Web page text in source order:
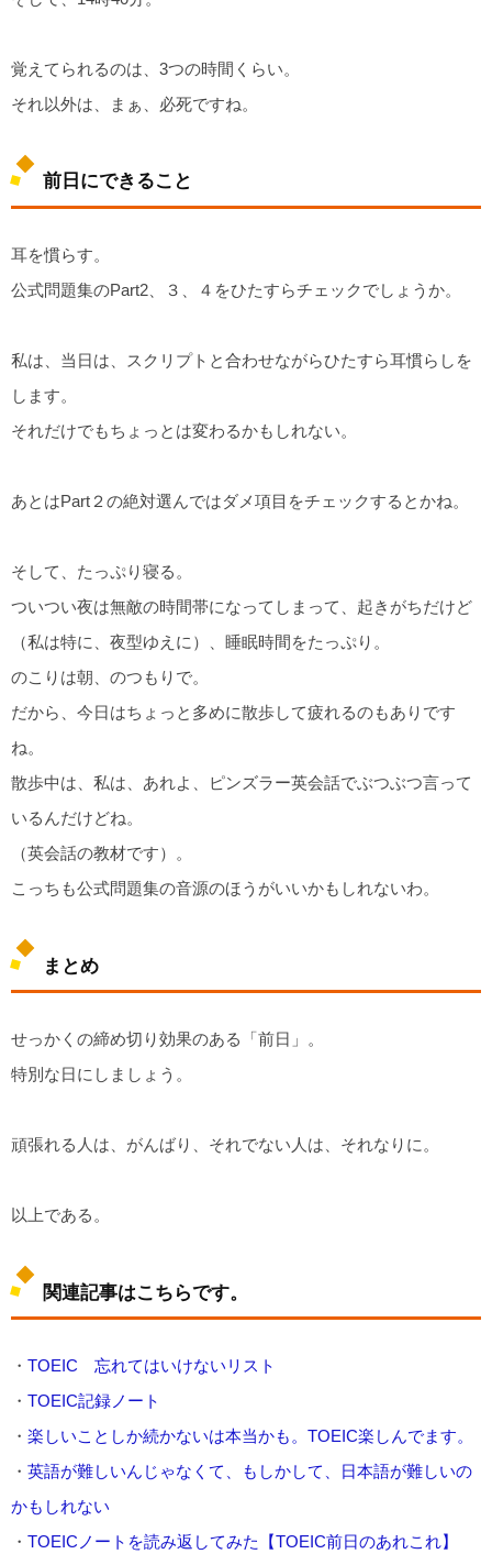
覚えてられるのは、3つの時間くらい。
それ以外は、まぁ、必死ですね。
前日にできること
耳を慣らす。
公式問題集のPart2、３、４をひたすらチェックでしょうか。
私は、当日は、スクリプトと合わせながらひたすら耳慣らしを
します。
それだけでもちょっとは変わるかもしれない。
あとはPart２の絶対選んではダメ項目をチェックするとかね。
そして、たっぷり寝る。
ついつい夜は無敵の時間帯になってしまって、起きがちだけど
（私は特に、夜型ゆえに）、睡眠時間をたっぷり。
のこりは朝、のつもりで。
だから、今日はちょっと多めに散歩して疲れるのもありです
ね。
散歩中は、私は、あれよ、ピンズラー英会話でぶつぶつ言って
いるんだけどね。
（英会話の教材です）。
こっちも公式問題集の音源のほうがいいかもしれないわ。
まとめ
せっかくの締め切り効果のある「前日」。
特別な日にしましょう。
頑張れる人は、がんばり、それでない人は、それなりに。
以上である。
関連記事はこちらです。
・ TOEIC 忘れてはいけないリスト
・ TOEIC記録ノート
・ 楽しいことしか続かないは本当かも。TOEIC楽しんでます。
・ 英語が難しいんじゃなくて、もしかして、日本語が難しいの
かもしれない
・ TOEICノートを読み返してみた【TOEIC前日のあれこれ】